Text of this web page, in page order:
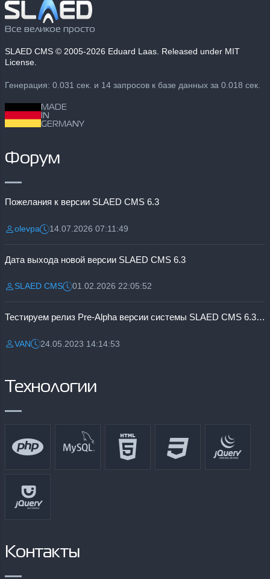
Все великое просто
SLAED CMS © 2005-2026 Eduard Laas. Released under MIT
License.
Генерация: 0.031 сек. и 14 запросов к базе данных за 0.018 сек.
MADE
IN
GERMANY
Форум
Пожелания к версии SLAED CMS 6.3
Разместил:
olevpaДата:14.07.2026 07:11:49
Дата выхода новой версии SLAED CMS 6.3
Разместил:
SLAED CMSДата:01.02.2026 22:05:52
Тестируем релиз Pre-Alpha версии системы SLAED CMS 6.3 Pro
Разместил:
VANДата:24.05.2023 14:14:53
Технологии
Контакты